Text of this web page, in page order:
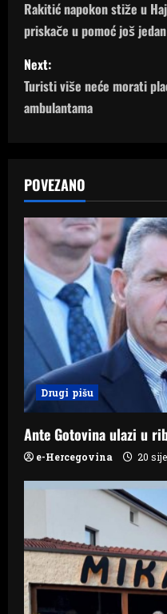
o
s
t
n
v
i
g
a
t
o
n
Rakitić napokon stiže u
priskače u pomoć još
Next:
Turisti više neće morati
ambulantama
POVEZANO
Drugi pišu
Ante Gotovina ulazi u
e-Hercegovina 20